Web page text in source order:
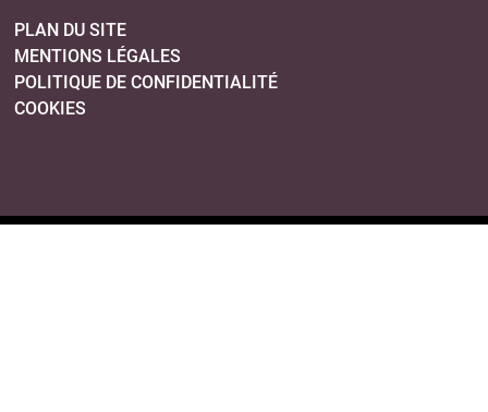
PLAN DU SITE
MENTIONS LÉGALES
POLITIQUE DE CONFIDENTIALITÉ
COOKIES